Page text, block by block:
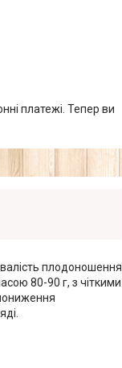
платежі. Тепер ви
плодоношення
80-90 г, з чіткими